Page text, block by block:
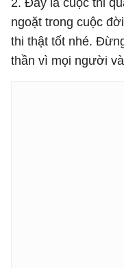
ngoặt trong cuộc
thi thật tốt nhé.
thần vì mọi người